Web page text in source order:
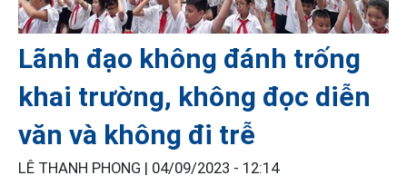
Lãnh đạo không đánh trống
khai trường, không đọc diễn
văn và không đi trễ
LÊ THANH PHONG | 04/09/2023 - 12:14